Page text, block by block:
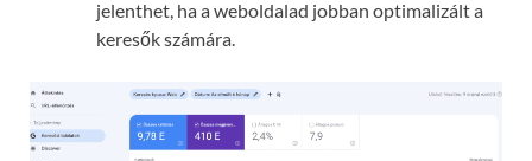
jelenthet, ha a weboldalad jobban optimalizált a
keresők számára.